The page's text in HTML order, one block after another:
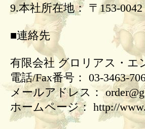
9.本社所在地： 〒153-
■連絡先
有限会社 グロリアス・エ
電話/Fax番号： 03-3463-
メールアドレス：
ホームページ： http://